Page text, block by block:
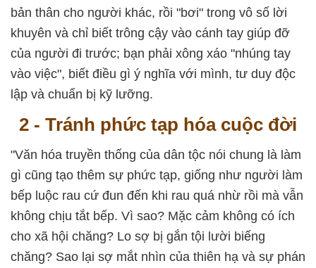
bản thân cho người khác, rồi "bơi" trong vô số lời
khuyên và chỉ biết trông cậy vào cánh tay giúp đỡ
của người đi trước; bạn phải xông xáo "nhúng tay
vào việc", biết điều gì ý nghĩa với mình, tư duy độc
lập và chuẩn bị kỹ lưỡng.
2 - Tránh phức tạp hóa cuộc đời
"Văn hóa truyền thống của dân tộc nói chung là làm
gì cũng tạo thêm sự phức tạp, giống như người làm
bếp luộc rau cứ đun đến khi rau quá nhừ rồi mà vẫn
không chịu tắt bếp. Vì sao? Mặc cảm không có ích
cho xã hội chăng? Lo sợ bị gắn tội lười biếng
chăng? Sao lại sợ mắt nhìn của thiên hạ và sự phán